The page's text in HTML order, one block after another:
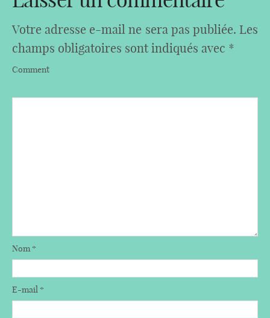
Votre adresse e-mail ne sera pas publiée. Les
champs obligatoires sont indiqués avec *
Comment
Nom*
E-mail *